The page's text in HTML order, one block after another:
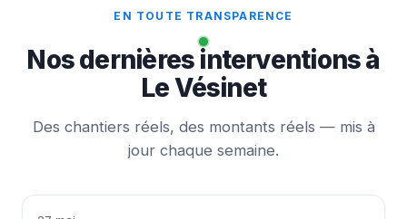
EN TOUTE TRANSPARENCE
Nos dernières interventions à
Le Vésinet
Des chantiers réels, des montants réels — mis à
jour chaque semaine.